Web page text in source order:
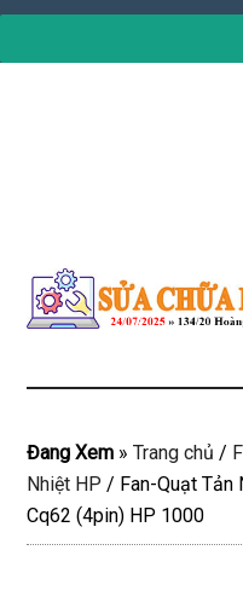
Đang Xem »Trang chủ /
Nhiệt HP / Fan-Quạt Tản
Cq62 (4pin) HP 1000